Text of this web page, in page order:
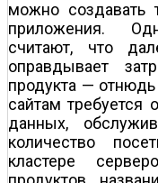
можно создавать
приложения.
считают, что
оправдывает
продукта —
сайтам требуется
данных,
количество
кластере